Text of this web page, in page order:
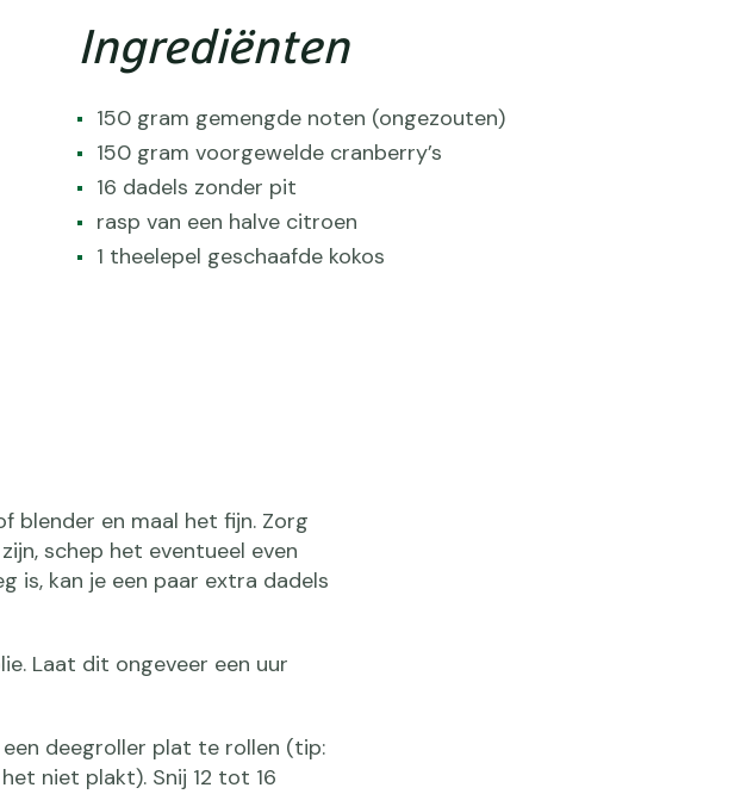
Ingrediënten
150 gram gemengde noten (ongezouten)
150 gram voorgewelde cranberry’s
16 dadels zonder pit
rasp van een halve citroen
1 theelepel geschaafde kokos
blender en maal het fijn. Zorg
schep het eventueel even
is, kan je een paar extra dadels
Laat dit ongeveer een uur
deegroller plat te rollen (tip:
niet plakt). Snij 12 tot 16